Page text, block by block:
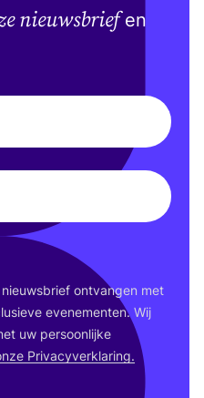
nieuwsbriefen
ont­van­gen met
eve­ne­men­ten. Wij
uw per­soon­lij­ke
Pri­va­cy­ver­kla­ring.